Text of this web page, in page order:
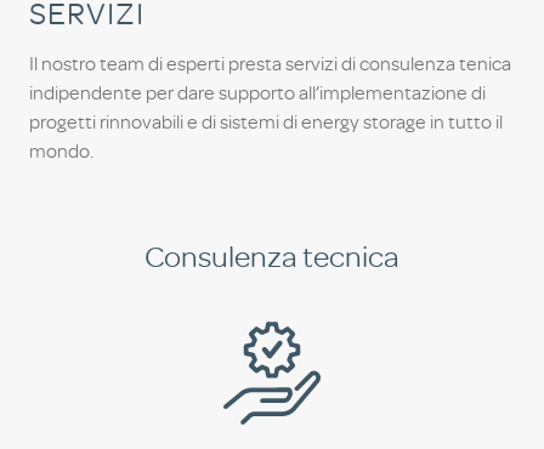
SERVIZI
Il nostro team di esperti presta servizi di consulenza tenica
indipendente per dare supporto all’implementazione di
progetti rinnovabili e di sistemi di energy storage in tutto il
mondo.
Consulenza tecnica